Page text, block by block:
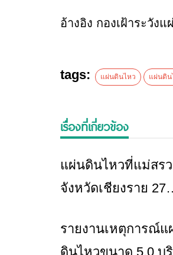
อ้างอิง กองเฝ้าระวัง
tags: แผ่นดินไหว แผ่นดิน
เรื่องที่เกี่ยวข้อง
ข่าวเชี
แผ่นดินไหวที่แม่สร
จังหวัดเชียงราย 27
ข่าวเชี
รายงานเหตุการณ์แ
ดินไหวขนาด 5.0 บ